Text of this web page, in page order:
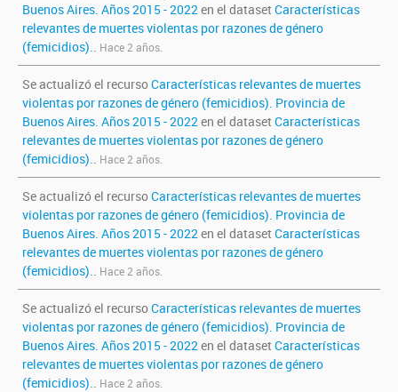
Buenos Aires. Años 2015 - 2022en el dataset Características
relevantes de muertes violentas por razones de género
(femicidios).. Hace 2 años.
Se actualizó el recursoCaracterísticas relevantes de muertes
violentas por razones de género (femicidios). Provincia de
Buenos Aires. Años 2015 - 2022en el dataset Características
relevantes de muertes violentas por razones de género
(femicidios).. Hace 2 años.
Se actualizó el recursoCaracterísticas relevantes de muertes
violentas por razones de género (femicidios). Provincia de
Buenos Aires. Años 2015 - 2022en el dataset Características
relevantes de muertes violentas por razones de género
(femicidios).. Hace 2 años.
Se actualizó el recursoCaracterísticas relevantes de muertes
violentas por razones de género (femicidios). Provincia de
Buenos Aires. Años 2015 - 2022en el dataset Características
relevantes de muertes violentas por razones de género
(femicidios).. Hace 2 años.